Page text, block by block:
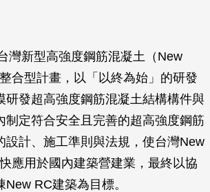
灣新型高強度鋼筋混凝土（New
合型計畫，以「以終為始」的研發
研發超高強度鋼筋混凝土結構構件與
制定符合安全且完善的超高強度鋼筋
設計、施工準則與法規，使台灣New
應用於國內建築營建業，最終以協
RC建築為目標。